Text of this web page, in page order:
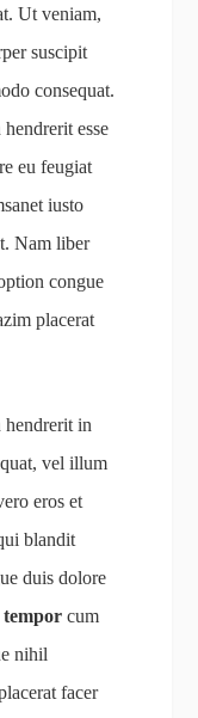
Ut veniam,
suscipit
consequat.
esse
eu feugiat
iusto
Nam liber
congue
placerat
in
vel illum
eros et
blandit
duis dolore
cum
nihil
facer